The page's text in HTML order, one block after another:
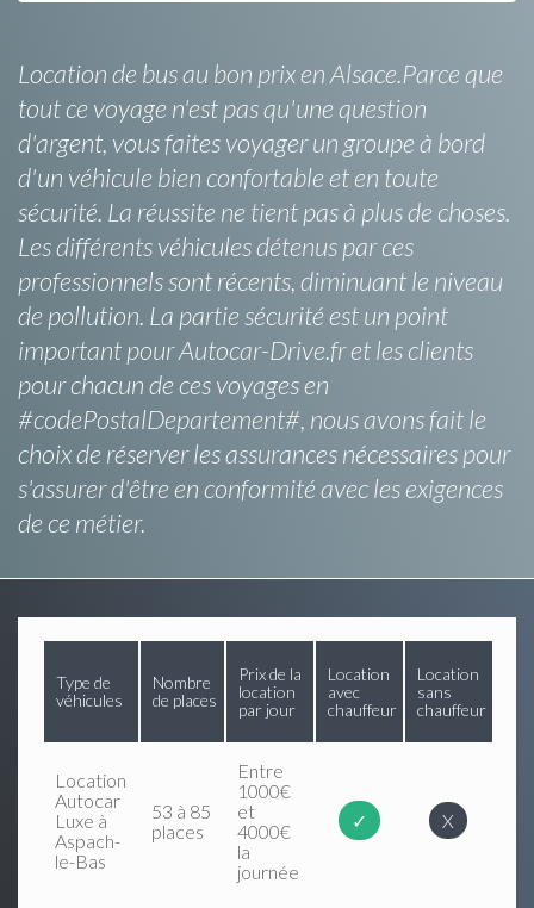
Location de bus au bon prix en Alsace.Parce que
tout ce voyage n'est pas qu'une question
d'argent, vous faites voyager un groupe à bord
d'un véhicule bien confortable et en toute
sécurité. La réussite ne tient pas à plus de choses.
Les différents véhicules détenus par ces
professionnels sont récents, diminuant le niveau
de pollution. La partie sécurité est un point
important pour Autocar-Drive.fr et les clients
pour chacun de ces voyages en
#codePostalDepartement#, nous avons fait le
choix de réserver les assurances nécessaires pour
s'assurer d'être en conformité avec les exigences
de ce métier.
Type de
véhicules
Nombre
de places
Prix de la
location
par jour
Location
avec
chauffeur
Location
sans
chauffeur
Location
Autocar
Luxe à
Aspach-
le-Bas
53 à 85
places
Entre
1000€
et
4000€
la
journée
✓ X